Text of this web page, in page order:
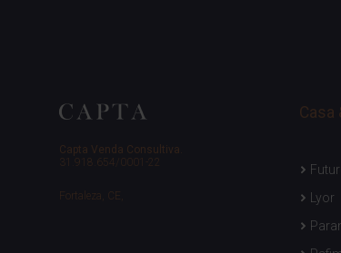
Capta Venda Consultiva.
31.918.654/0001-22
Fortaleza, CE,
Casa
Lyor